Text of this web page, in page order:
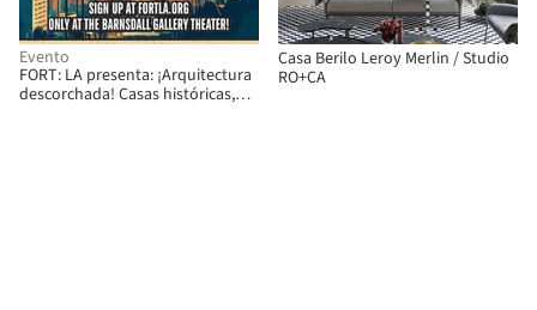
Evento
FORT: LA presenta: ¡Arquitectura
descorchada! Casas históricas,
Casa Berilo Leroy Merlin / Studio
RO+CA